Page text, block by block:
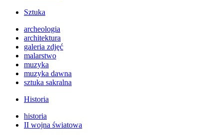
Sztuka
archeologia
architektura
galeria zdjęć
malarstwo
muzyka
muzyka dawna
sztuka sakralna
Historia
historia
II wojna światowa